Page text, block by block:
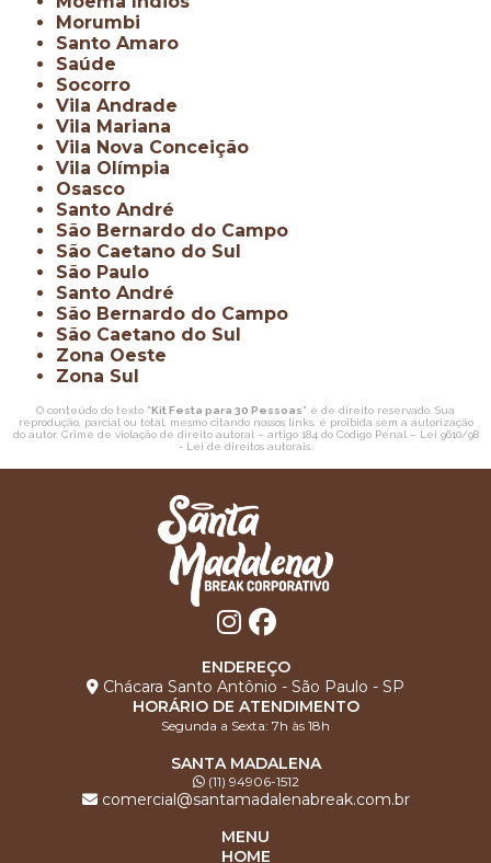
Morumbi
Santo Amaro
Saúde
Socorro
Vila Andrade
Vila Mariana
Vila Nova Conceição
Vila Olímpia
Osasco
Santo André
São Bernardo do Campo
São Caetano do Sul
São Paulo
Santo André
São Bernardo do Campo
São Caetano do Sul
Zona Oeste
Zona Sul
O conteúdo do texto "Kit Festa para 30 Pessoas" é de direito reservado. Sua
reprodução, parcial ou total, mesmo citando nossos links, é proibida sem a autorização
do autor. Crime de violação de direito autoral – artigo 184 do Código Penal – Lei 9610/98
- Lei de direitos autorais
ENDEREÇO
Chácara Santo Antônio - São Paulo - SP
HORÁRIO DE ATENDIMENTO
Segunda a Sexta: 7h às 18h
SANTA MADALENA
(11) 94906-1512
comercial@santamadalenabreak.com.br
MENU
HOME